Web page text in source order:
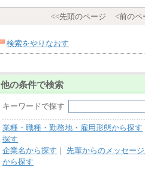
<<先頭のページ <前のペ
検索をやりなおす
他の条件で検索
キーワードで探す
業種・職種・勤務地・雇用形態から探す
探す
企業名から探す ｜ 先輩からのメッセー
から探す